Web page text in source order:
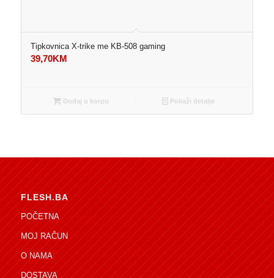
Tipkovnica X-trike me KB-508 gaming
39,70KM
Dodaj u korpu Pokaži detalje
FLESH.BA
POČETNA
MOJ RAČUN
O NAMA
DOSTAVA